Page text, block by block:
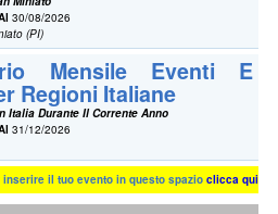
30/08/2026
(PI)
Mensile Eventi E
Regioni Italiane
Italia Durante Il Corrente Anno
31/12/2026
inserire il tuo evento in questo spazioclicca qui